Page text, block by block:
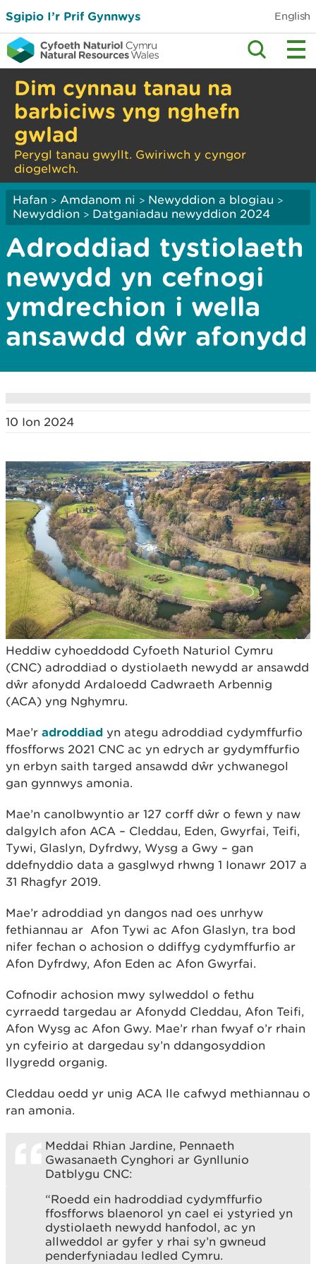
Sgipio I’r Prif Gynnwys English
Dim cynnau tanau na
barbiciws yng nghefn
gwlad
Perygl tanau gwyllt. Gwiriwch y cyngor
diogelwch.
Hafan > Amdanom ni > Newyddion a blogiau >
Newyddion > Datganiadau newyddion 2024
Adroddiad tystiolaeth
newydd yn cefnogi
ymdrechion i wella
ansawdd dŵr afonydd
10 Ion 2024
Heddiw cyhoeddodd Cyfoeth Naturiol Cymru
(CNC) adroddiad o dystiolaeth newydd ar ansawdd
dŵr afonydd Ardaloedd Cadwraeth Arbennig
(ACA) yng Nghymru.
Mae’r adroddiad yn ategu adroddiad cydymffurfio
ffosfforws 2021 CNC ac yn edrych ar gydymffurfio
yn erbyn saith targed ansawdd dŵr ychwanegol
gan gynnwys amonia.
Mae’n canolbwyntio ar 127 corff dŵr o fewn y naw
dalgylch afon ACA – Cleddau, Eden, Gwyrfai, Teifi,
Tywi, Glaslyn, Dyfrdwy, Wysg a Gwy – gan
ddefnyddio data a gasglwyd rhwng 1 Ionawr 2017 a
31 Rhagfyr 2019.
Mae’r adroddiad yn dangos nad oes unrhyw
fethiannau ar Afon Tywi ac Afon Glaslyn, tra bod
nifer fechan o achosion o ddiffyg cydymffurfio ar
Afon Dyfrdwy, Afon Eden ac Afon Gwyrfai.
Cofnodir achosion mwy sylweddol o fethu
cyrraedd targedau ar Afonydd Cleddau, Afon Teifi,
Afon Wysg ac Afon Gwy. Mae’r rhan fwyaf o’r rhain
yn cyfeirio at dargedau sy’n ddangosyddion
llygredd organig.
Cleddau oedd yr unig ACA lle cafwyd methiannau o
ran amonia.
Meddai Rhian Jardine, Pennaeth
Gwasanaeth Cynghori ar Gynllunio
Datblygu CNC:
“Roedd ein hadroddiad cydymffurfio
ffosfforws blaenorol yn cael ei ystyried yn
dystiolaeth newydd hanfodol, ac yn
allweddol ar gyfer y rhai sy’n gwneud
penderfyniadau ledled Cymru.